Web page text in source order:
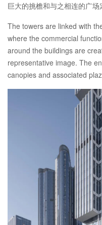
巨大的挑檐和与之相连的广场
The towers are linked with
where the commercial
around the buildings are
representative image. The
canopies and associated